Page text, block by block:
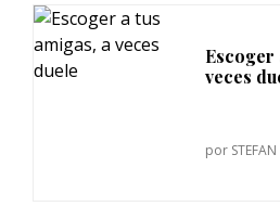
Escoger
veces
por